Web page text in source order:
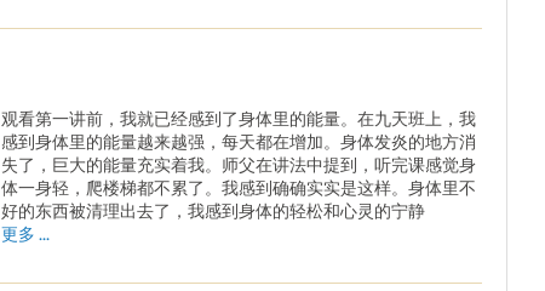
观看第一讲前，我就已经感到了身体里的能量。在九天班上，我
感到身体里的能量越来越强，每天都在增加。身体发炎的地方消
失了，巨大的能量充实着我。师父在讲法中提到，听完课感觉身
体一身轻，爬楼梯都不累了。我感到确确实实是这样。身体里不
好的东西被清理出去了，我感到身体的轻松和心灵的宁静
更多 ...